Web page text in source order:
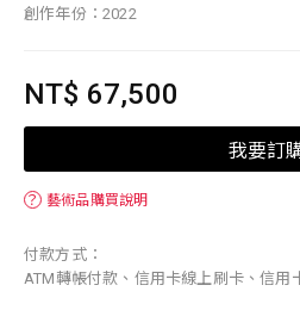
創作年份：2022
NT$ 67,500
我要訂
？ 藝術品購買說明
付款方式：
ATM轉帳付款、信用卡線上刷卡、信用